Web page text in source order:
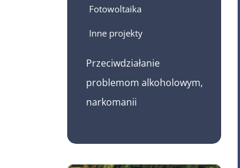
Fotowoltaika
Inne projekty
Przeciwdziałanie
problemom alkoholowym,
narkomanii